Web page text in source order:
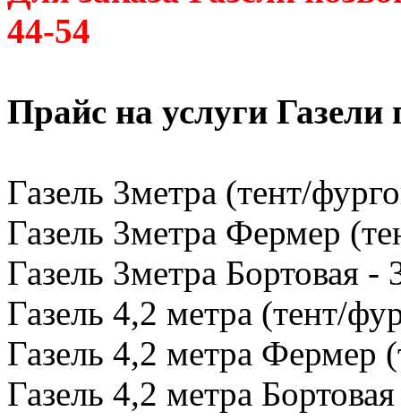
44-54
Прайс на услуги
Газель 3метра (тент/
Газель 3метра Фермер
Газель 3метра Бортовая -
Газель 4,2 метра (тент/
Газель 4,2 метра Фермер
Газель 4,2 метра